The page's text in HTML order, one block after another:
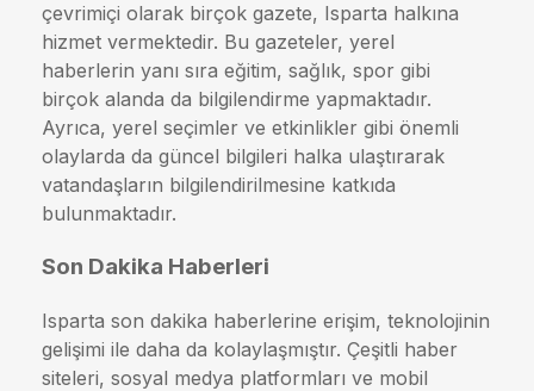
çevrimiçi olarak birçok gazete, Isparta halkına
hizmet vermektedir. Bu gazeteler, yerel
haberlerin yanı sıra eğitim, sağlık, spor gibi
birçok alanda da bilgilendirme yapmaktadır.
Ayrıca, yerel seçimler ve etkinlikler gibi önemli
olaylarda da güncel bilgileri halka ulaştırarak
vatandaşların bilgilendirilmesine katkıda
bulunmaktadır.
Son Dakika Haberleri
Isparta son dakika haberlerine erişim, teknolojinin
gelişimi ile daha da kolaylaşmıştır. Çeşitli haber
siteleri, sosyal medya platformları ve mobil